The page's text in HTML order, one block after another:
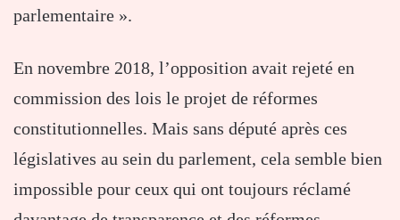
parlementaire ».
En novembre 2018, l’opposition avait rejeté en
commission des lois le projet de réformes
constitutionnelles. Mais sans député après ces
législatives au sein du parlement, cela semble bien
impossible pour ceux qui ont toujours réclamé